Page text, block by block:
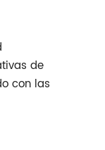
de
con las